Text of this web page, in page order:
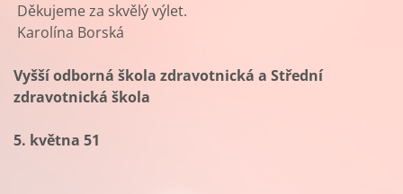
Děkujeme za skvělý výlet.
Karolína Borská
Vyšší odborná škola zdravotnická a Střední
zdravotnická škola
5. května 51